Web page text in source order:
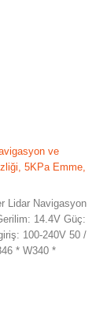
ve
5KPa Emme,
Lidar Navigasyon
14.4V Güç:
100-240V 50 /
* W340 *